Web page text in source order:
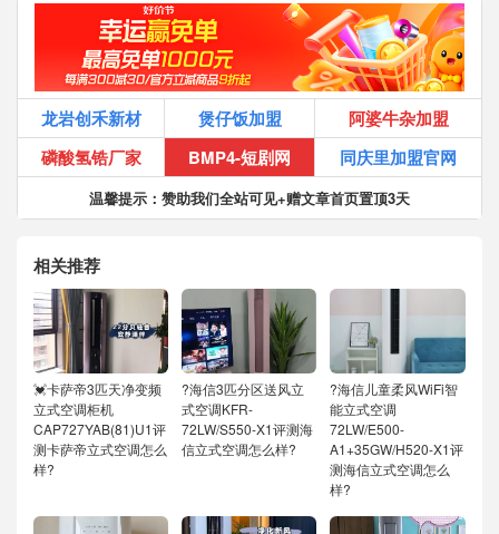
龙岩创禾新材 煲仔饭加盟
阿婆牛杂加盟
磷酸氢锆厂家
BMP4-短剧网 同庆里加盟官网
温馨提示：赞助我们全站可见+赠文章首页置顶3天
相关推荐
💓卡萨帝3匹天净变频
立式空调柜机
CAP727YAB(81)U1评
测卡萨帝立式空调怎么
样?
?海信3匹分区送风立
式空调KFR-
72LW/S550-X1评测海
信立式空调怎么样?
?海信儿童柔风WiFi智
能立式空调
72LW/E500-
A1+35GW/H520-X1评
测海信立式空调怎么
样?